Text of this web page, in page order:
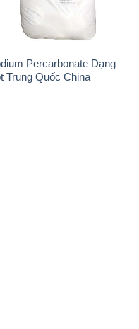
Percarbonate Dạng
Trung Quốc China